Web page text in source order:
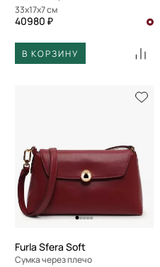
33x17x7 см
40980 ₽
В КОРЗИНУ
Furla Sfera Soft
Сумка через плечо